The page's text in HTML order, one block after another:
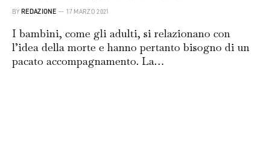
BY REDAZIONE 17 MARZO 2021
I bambini, come gli adulti, si relazionano con
l’idea della morte e hanno pertanto bisogno di un
pacato accompagnamento. La…